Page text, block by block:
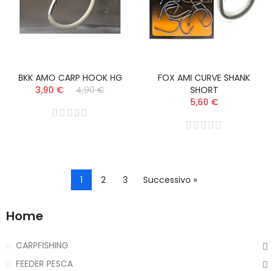
BKK AMO CARP HOOK HG
3,90 €
4,90 €
FOX AMI CURVE SHANK
SHORT
5,60 €
1 2 3 Successivo »
Home
CARPFISHING
FEEDER PESCA